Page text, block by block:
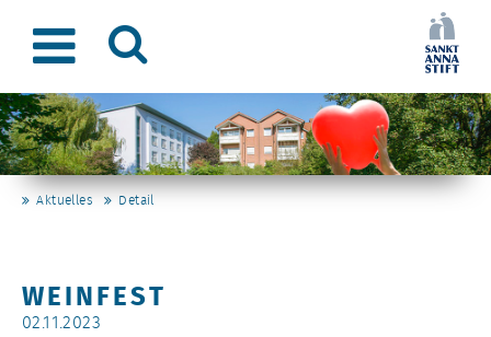
Aktuelles Detail
WEINFEST
02.11.2023